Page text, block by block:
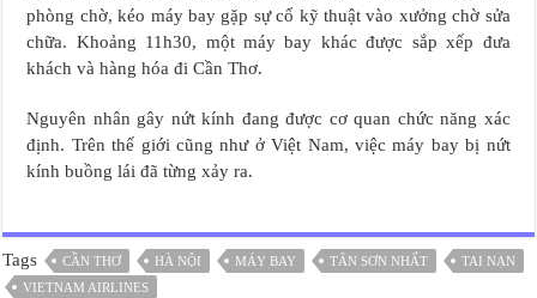
phòng chờ, kéo máy bay gặp sự cố kỹ thuật vào xưởng chờ sửa
chữa. Khoảng 11h30, một máy bay khác được sắp xếp đưa
khách và hàng hóa đi Cần Thơ.
Nguyên nhân gây nứt kính đang được cơ quan chức năng xác
định. Trên thế giới cũng như ở Việt Nam, việc máy bay bị nứt
kính buồng lái đã từng xảy ra.
Tags CẦN THƠ HÀ NỘI MÁY BAY TÂN SƠN NHẤT
TAI NẠN
VIETNAM AIRLINES